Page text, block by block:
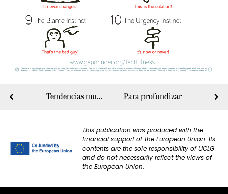
Tendencias mundiales para los gobiernos locales y regionales Para profundizar
This publication was produced with the
financial support of the European Union. Its
contents are the sole responsibility of UCLG
and do not necessarily reflect the views of
the European Union.